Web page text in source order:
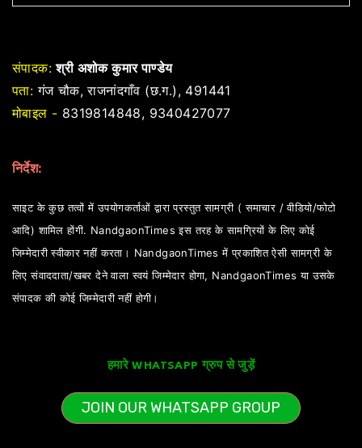
संपादक: श्री अशोक कुमार पाण्डेय
पता: गंज चौक, राजनांदगाँव (छ.ग.), 491441
मोबाइल - 8319814848, 9340427077
निर्देश:
साइट के कुछ तत्वों में उपयोगकर्ताओं द्वारा प्रस्तुत सामग्री ( समाचार / वीडियो/फोटो
आदि) शामिल होंगी. NandgaonTimes इस तरह के सामग्रियों के लिए कोई
जिम्मेदारी स्वीकार नहीं करता। NandgaonTimes में प्रकाशित ऐसी सामग्री के
लिए संवाददाता/खबर देने वाला स्वयं जिम्मेदार होगा, NandgaonTimes या उसके
संपादक की कोई जिम्मेदारी नहीं होगी।
हमारे WHATSAPP ग्रुप से जुड़ें
JOIN OUR WHATSAPP GROUP